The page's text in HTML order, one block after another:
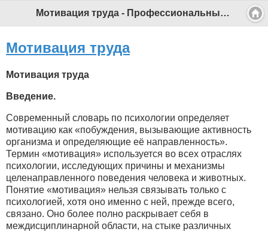
Мотивация труда - Профессиональный педагог
Мотивация труда
Мотивация труда
Введение.
Современный словарь по психологии определяет
мотивацию как «побуждения, вызывающие активность
организма и определяющие её направленность».
Термин «мотивация» используется во всех отраслях
психологии, исследующих причины и механизмы
целенаправленного поведения человека и животных.
Понятие «мотивация» нельзя связывать только с
психологией, хотя оно именно с ней, прежде всего,
связано. Оно более полно раскрывает себя в
междисциплинарной области, на стыке различных